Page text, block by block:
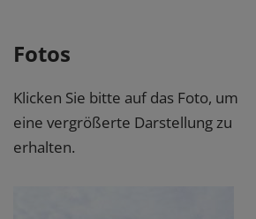
Fotos
Klicken Sie bitte auf das Foto, um
eine vergrößerte Darstellung zu
erhalten.